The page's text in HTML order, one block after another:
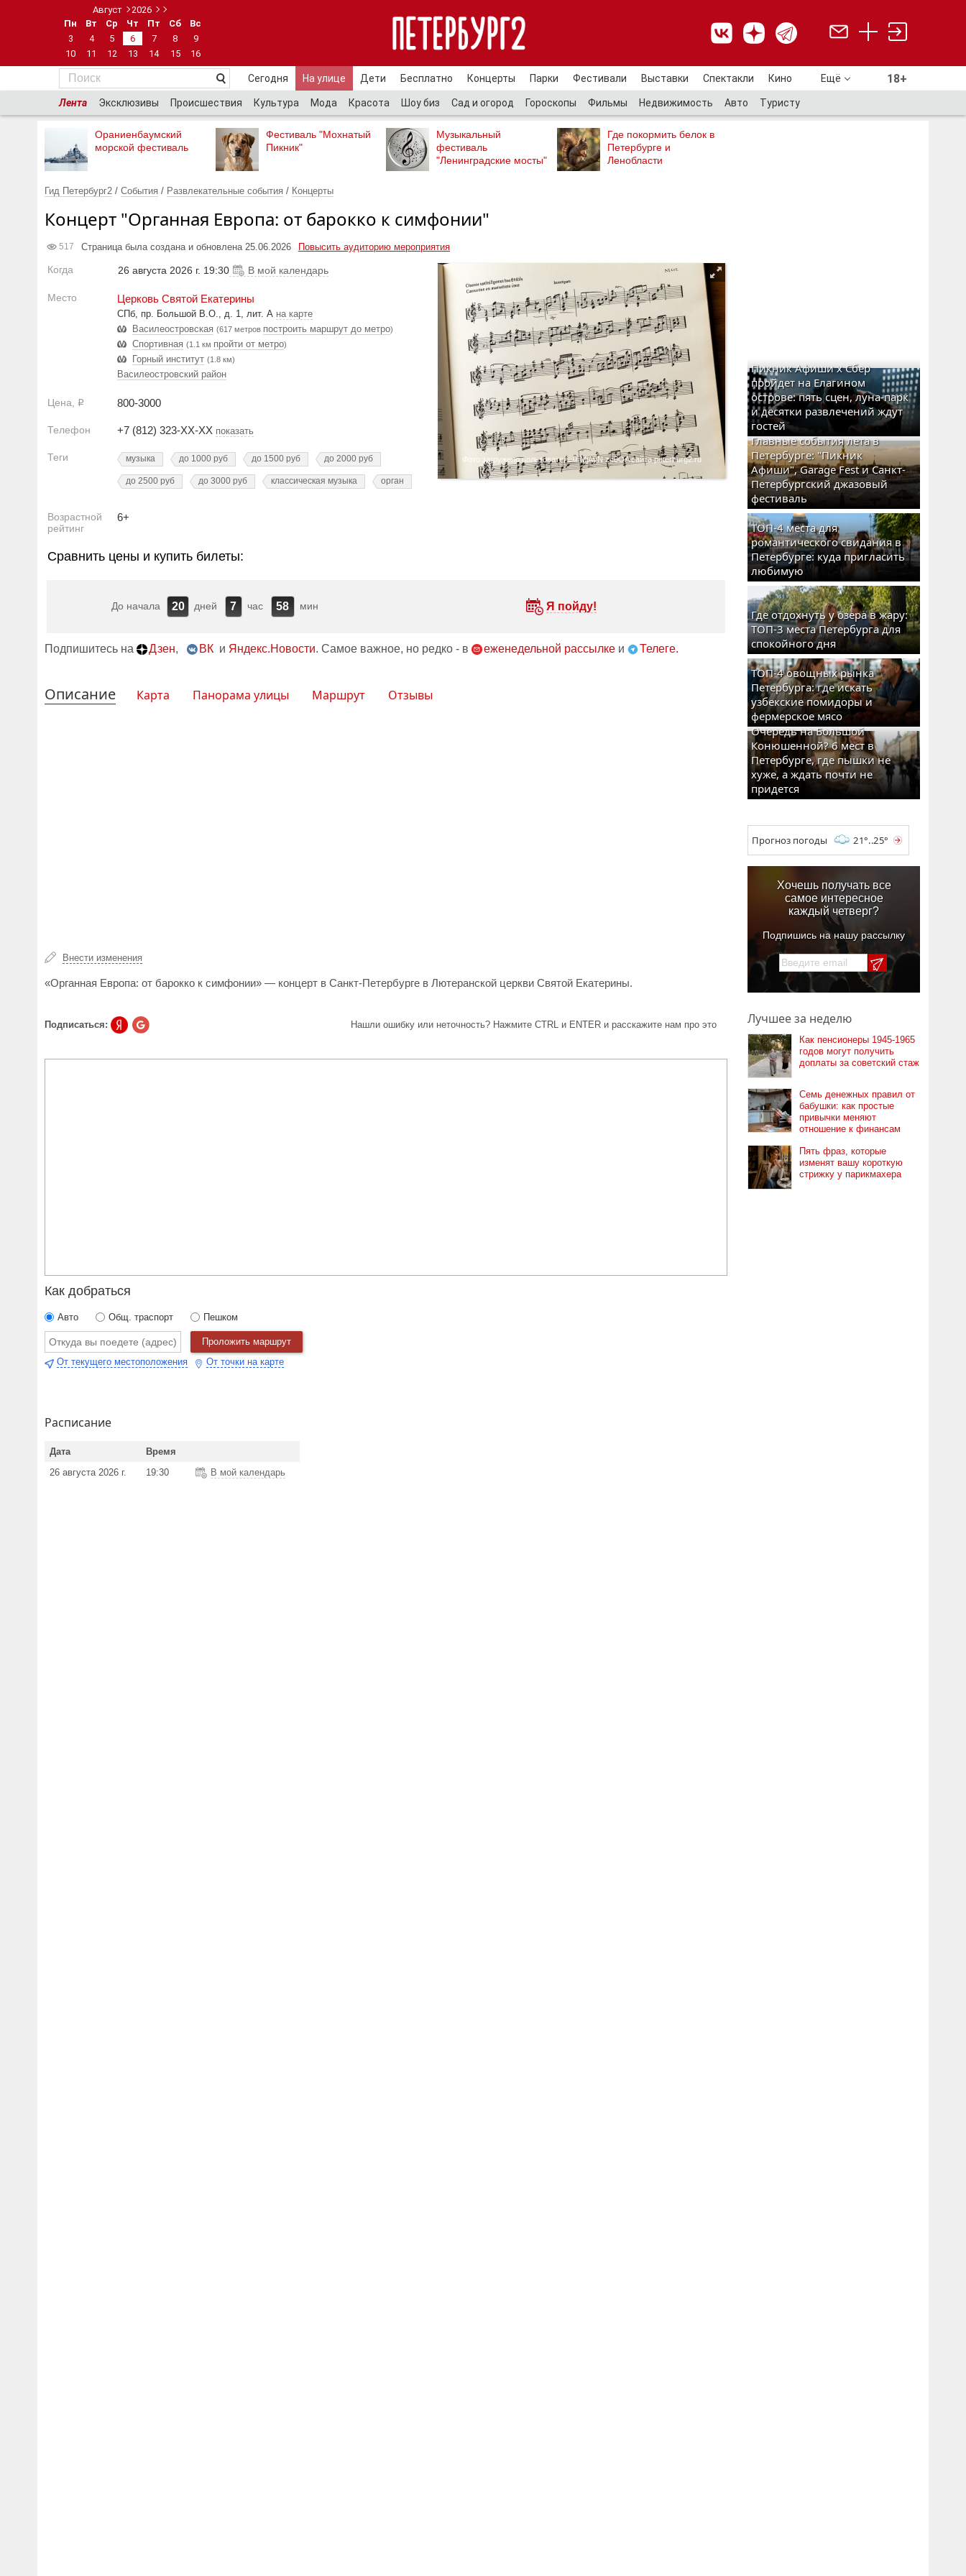
Август
2026
Пн
Вт Ср Чт Пт Сб
Вс
3
4 5 6 7 8
9
10
11 12 13 14 15 16
Сегодня На улице Дети Бесплатно Концерты Парки Фестивали Выставки Спектакли Кино Ещё 18+
Лента Эксклюзивы Происшествия Культура Мода Красота Шоу биз Сад и огород Гороскопы Фильмы Недвижимость Авто Туристу
Ораниенбаумский
морской фестиваль
Фестиваль "Мохнатый
Пикник"
Музыкальный
фестиваль
"Ленинградские мосты"
Где покормить белок в
Петербурге и
Ленобласти
Гид Петербург2 / События / Развлекательные события / Концерты
Концерт "Органная Европа: от барокко к симфонии"
517 Страница была создана и обновлена 25.06.2026 Повысить аудиторию мероприятия
Когда 26 августа 2026 г. 19:30 В мой календарь
Место Церковь Святой Екатерины
СПб, пр. Большой В.О., д. 1, лит. А на карте
Василеостровская (617 метров построить маршрут до метро)
Спортивная (1.1 км пройти от метро)
Горный институт (1.8 км)
Василеостровский район
Цена, Р 800-3000
Телефон +7 (812) 323-XX-XX показать
Теги музыка до 1000 руб до 1500 руб до 2000 руб
до 2500 руб до 3000 руб классическая музыка орган
Возрастной
рейтинг
6+
Сравнить цены и купить билеты:
Фото загружено пользователем MjAyN zc0OA сайта peterburg2.ru
До начала 20 дней 7 час 58 мин Я пойду!
Подпишитесь на Дзен, ВК и Яндекс.Новости. Самое важное, но редко - в еженедельной рассылке и Телеге.
Описание Карта Панорама улицы Маршрут Отзывы
Внести изменения
«Органная Европа: от барокко к симфонии» — концерт в Санкт-Петербурге в Лютеранской церкви Святой Екатерины.
Подписаться: Нашли ошибку или неточность? Нажмите CTRL и ENTER и расскажите нам про это
Как добраться
Авто Общ. траспорт Пешком
Проложить маршрут
От текущего местоположения
От точки на карте
Расписание
Дата
Время
26 августа 2026 г.
19:30 В мой календарь
Пикник Афиши x Сбер
пройдет на Елагином
острове: пять сцен, луна-парк
и десятки развлечений ждут
гостей
Главные события лета в
Петербурге: "Пикник
Афиши", Garage Fest и Санкт-
Петербургский джазовый
фестиваль
ТОП-4 места для
романтического свидания в
Петербурге: куда пригласить
любимую
Где отдохнуть у озера в жару:
ТОП-3 места Петербурга для
спокойного дня
ТОП-4 овощных рынка
Петербурга: где искать
узбекские помидоры и
фермерское мясо
Очередь на Большой
Конюшенной? 6 мест в
Петербурге, где пышки не
хуже, а ждать почти не
придется
Прогноз погоды 21°..25°
Хочешь получать все
самое интересное
каждый четверг?
Подпишись на нашу рассылку
Лучшее за неделю
Как пенсионеры 1945-1965
годов могут получить
доплаты за советский стаж
Семь денежных правил от
бабушки: как простые
привычки меняют
отношение к финансам
Пять фраз, которые
изменят вашу короткую
стрижку у парикмахера